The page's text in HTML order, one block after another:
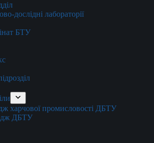
дослідні лабораторії
БТУ
харчової промисловості ДБТУ
ДБТУ